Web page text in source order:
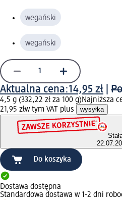
wegański
wegański
Aktualna cena:14,95 zł
4,5 g (332,22 zł za 100 g)Najniższa
21,95 złw tym VAT plus wysyłka
Do koszyka
Dostawa dostępna
Standardowa dostawa w 1-2 dni